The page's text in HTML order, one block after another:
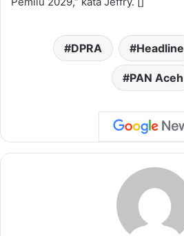
DPRA Headline
PAN Aceh